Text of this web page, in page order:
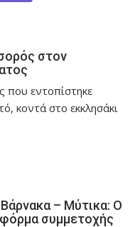
στον
που εντοπίστηκε
κοντά στο εκκλησάκι
– Μύτικα: Ο
συμμετοχής